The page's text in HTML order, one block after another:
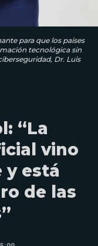
para que los países
tecnológica sin
Dr. Luis
“La
vino
y está
de las